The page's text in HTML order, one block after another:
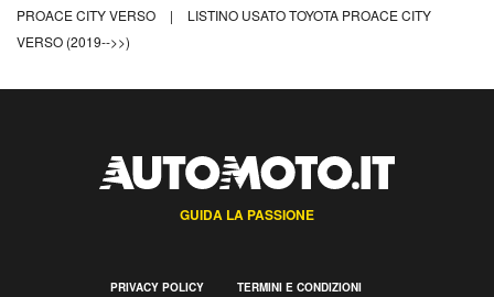
PROACE CITY VERSO
|
LISTINO USATO TOYOTA PROACE CITY
VERSO (2019-->>)
GUIDA LA PASSIONE
PRIVACY POLICY TERMINI E CONDIZIONI